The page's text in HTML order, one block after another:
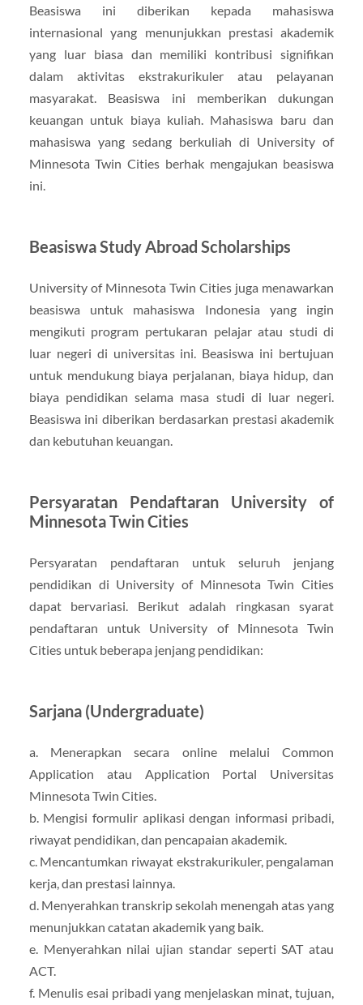
Beasiswa ini diberikan kepada mahasiswa
internasional yang menunjukkan prestasi akademik
yang luar biasa dan memiliki kontribusi signifikan
dalam aktivitas ekstrakurikuler atau pelayanan
masyarakat. Beasiswa ini memberikan dukungan
keuangan untuk biaya kuliah. Mahasiswa baru dan
mahasiswa yang sedang berkuliah di University of
Minnesota Twin Cities berhak mengajukan beasiswa
ini.
Beasiswa Study Abroad Scholarships
University of Minnesota Twin Cities juga menawarkan
beasiswa untuk mahasiswa Indonesia yang ingin
mengikuti program pertukaran pelajar atau studi di
luar negeri di universitas ini. Beasiswa ini bertujuan
untuk mendukung biaya perjalanan, biaya hidup, dan
biaya pendidikan selama masa studi di luar negeri.
Beasiswa ini diberikan berdasarkan prestasi akademik
dan kebutuhan keuangan.
Persyaratan Pendaftaran University of
Minnesota Twin Cities
Persyaratan pendaftaran untuk seluruh jenjang
pendidikan di University of Minnesota Twin Cities
dapat bervariasi. Berikut adalah ringkasan syarat
pendaftaran untuk University of Minnesota Twin
Cities untuk beberapa jenjang pendidikan:
Sarjana (Undergraduate)
a. Menerapkan secara online melalui Common
Application atau Application Portal Universitas
Minnesota Twin Cities.
b. Mengisi formulir aplikasi dengan informasi pribadi,
riwayat pendidikan, dan pencapaian akademik.
c. Mencantumkan riwayat ekstrakurikuler, pengalaman
kerja, dan prestasi lainnya.
d. Menyerahkan transkrip sekolah menengah atas yang
menunjukkan catatan akademik yang baik.
e. Menyerahkan nilai ujian standar seperti SAT atau
ACT.
f. Menulis esai pribadi yang menjelaskan minat, tujuan,